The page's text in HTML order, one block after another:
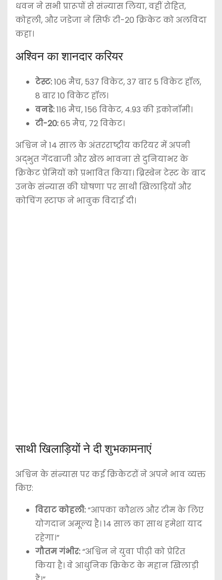
धवन ने सभी प्रारूपों से संन्यास लिया, वहीं रोहित,
कोहली, और जडेजा ने सिर्फ टी-20 क्रिकेट को अलविदा
कहा।
अश्विन का शानदार करियर
टेस्ट:106 मैच, 537 विकेट, 37 बार 5 विकेट हॉल,
8 बार 10 विकेट हॉल।
वनडे:116 मैच, 156 विकेट, 4.93 की इकोनॉमी।
टी-20:65 मैच, 72 विकेट।
अश्विन ने 14 साल के अंतरराष्ट्रीय करियर में अपनी
अद्भुत गेंदबाजी और खेल भावना से दुनियाभर के
क्रिकेट प्रेमियों को प्रभावित किया। ब्रिस्बेन टेस्ट के बाद
उनके संन्यास की घोषणा पर साथी खिलाड़ियों और
कोचिंग स्टाफ ने भावुक विदाई दी।
साथी खिलाड़ियों ने दी शुभकामनाएं
अश्विन के संन्यास पर कई क्रिकेटरों ने अपने भाव व्यक्त
किए:
विराट कोहली:“आपका कौशल और टीम के लिए
योगदान अमूल्य है। 14 साल का साथ हमेशा याद
रहेगा।”
गौतम गंभीर:“अश्विन ने युवा पीढ़ी को प्रेरित
किया है। वे आधुनिक क्रिकेट के महान खिलाड़ी